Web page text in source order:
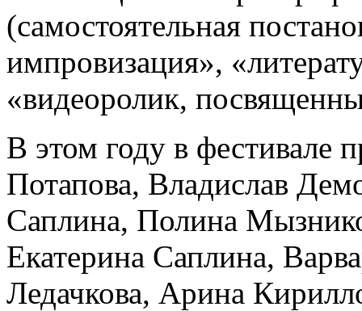
(самостоятельная
импровизация»,
«видеоролик,
В этом году в фестивале
Потапова, Владислав
Саплина, Полина
Екатерина Саплина,
Ледачкова, Арина